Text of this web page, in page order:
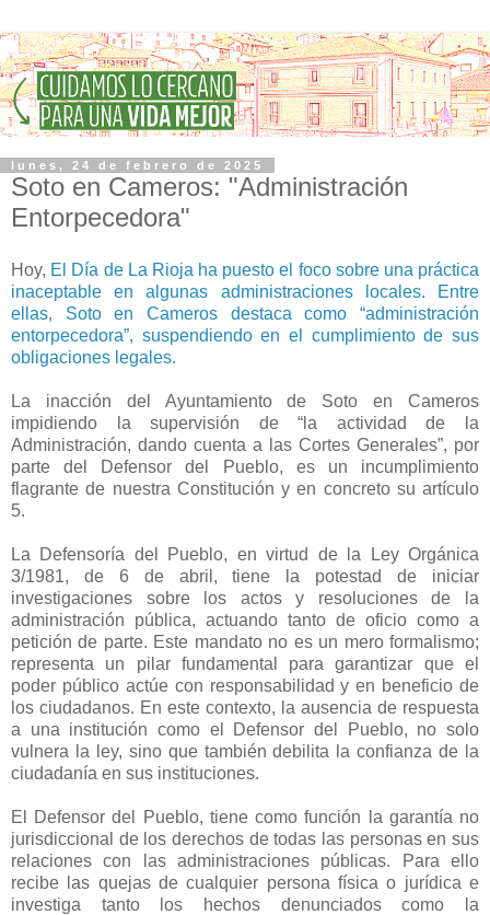
lunes, 24 de febrero de 2025
Soto en Cameros: "Administración
Entorpecedora"
Hoy, El Día de La Rioja ha puesto el foco sobre una práctica
inaceptable en algunas administraciones locales. Entre
ellas, Soto en Cameros destaca como “administración
entorpecedora”, suspendiendo en el cumplimiento de sus
obligaciones legales.
La inacción del Ayuntamiento de Soto en Cameros
impidiendo la supervisión de “la actividad de la
Administración, dando cuenta a las Cortes Generales”, por
parte del Defensor del Pueblo, es un incumplimiento
flagrante de nuestra Constitución y en concreto su artículo
5.
La Defensoría del Pueblo, en virtud de la Ley Orgánica
3/1981, de 6 de abril, tiene la potestad de iniciar
investigaciones sobre los actos y resoluciones de la
administración pública, actuando tanto de oficio como a
petición de parte. Este mandato no es un mero formalismo;
representa un pilar fundamental para garantizar que el
poder público actúe con responsabilidad y en beneficio de
los ciudadanos. En este contexto, la ausencia de respuesta
a una institución como el Defensor del Pueblo, no solo
vulnera la ley, sino que también debilita la confianza de la
ciudadanía en sus instituciones.
El Defensor del Pueblo, tiene como función la garantía no
jurisdiccional de los derechos de todas las personas en sus
relaciones con las administraciones públicas. Para ello
recibe las quejas de cualquier persona física o jurídica e
investiga tanto los hechos denunciados como la